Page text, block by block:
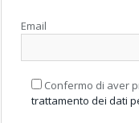
Email
Confermo di aver
trattamento dei dati